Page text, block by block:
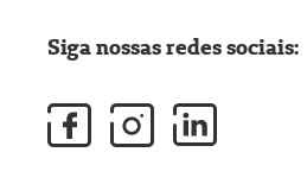
Siga nossas redes sociais: